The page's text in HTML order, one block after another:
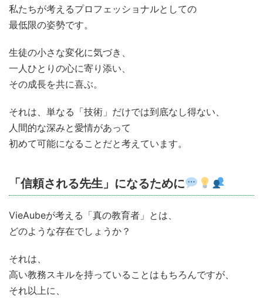
私たちが考えるプロフェッショナルとしての
最低限の姿勢です。
生徒の小さな変化に気づき、
一人ひとりの心に寄り添い、
その成長を共に喜ぶ。
それは、単なる「技術」だけでは到底なし得ない、
人間的な深みと愛情があって
初めて可能になることだと考えています。
「信頼される先生」になるために
VieAubeが考える「真の教育者」とは、
どのような存在でしょうか？
それは、
高い教務スキルを持っていることはもちろんですが、
それ以上に、